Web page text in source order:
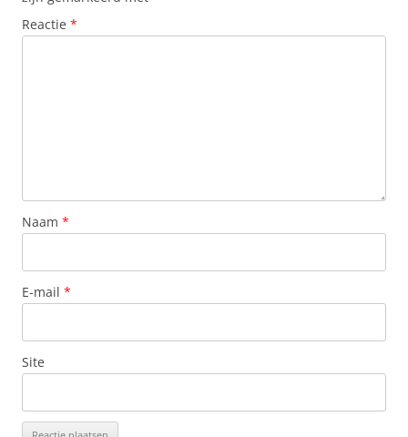
Reactie *
Naam *
E-mail *
Site